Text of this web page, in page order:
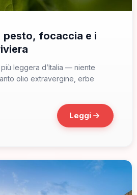
pesto, focaccia e i
leggera d’Italia — niente
olio extravergine, erbe
Leggi